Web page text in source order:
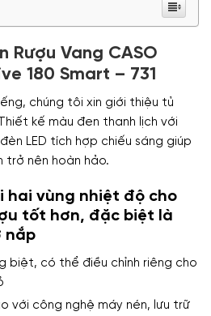
Rượu Vang CASO
180 Smart – 731
chúng tôi xin giới thiệu tủ
kế màu đen thanh lịch với
LED tích hợp chiếu sáng giúp
trở nên hoàn hảo.
hai vùng nhiệt độ cho
tốt hơn, đặc biệt là
nắp
biệt, có thể điều chỉnh riêng cho
với công nghệ máy nén, lưu trữ